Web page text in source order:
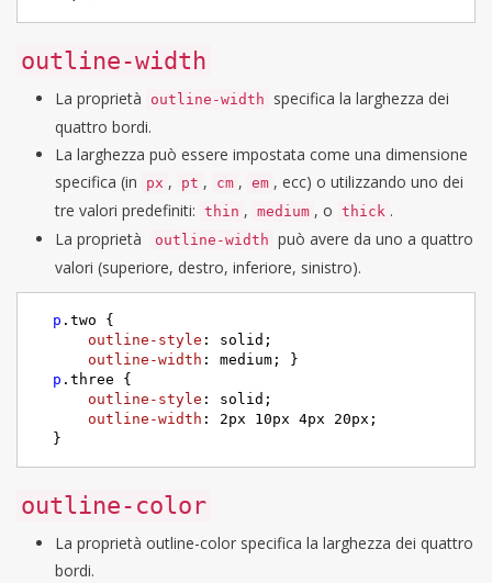
outline-width
La proprietà outline-width
specifica la larghezza dei
quattro bordi.
La larghezza può essere impostata come una dimensione
specifica (in
px , pt , cm , em , ecc) o utilizzando uno dei
tre valori predefiniti: thin , medium , o thick .
La proprietà
outline-width può avere da uno a quattro
valori (superiore, destro, inferiore, sinistro).
p .two {
outline-style : solid;
outline-width : medium; }
p .three {
outline-style : solid;
outline-width : 2px 10px 4px 20px ;
}
outline-color
La proprietà outline-color specifica la larghezza dei quattro
bordi.